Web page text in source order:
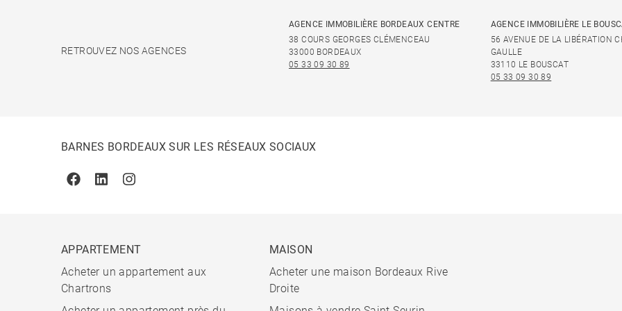
RETROUVEZ NOS AGENCES
AGENCE IMMOBILIÈRE BORDEAUX CENTRE
38 COURS GEORGES CLÉMENCEAU
33000 BORDEAUX
05 33 09 30 89
AGENCE IMMOBILIÈRE LE
56 AVENUE DE LA LIBÉRATION
GAULLE
33110 LE BOUSCAT
05 33 09 30 89
BARNES BORDEAUX SUR LES RÉSEAUX SOCIAUX
FacebookLinkedinInstagram
APPARTEMENT
Acheter un appartement aux
Chartrons
MAISON
Acheter une maison Bordeaux Rive
Droite